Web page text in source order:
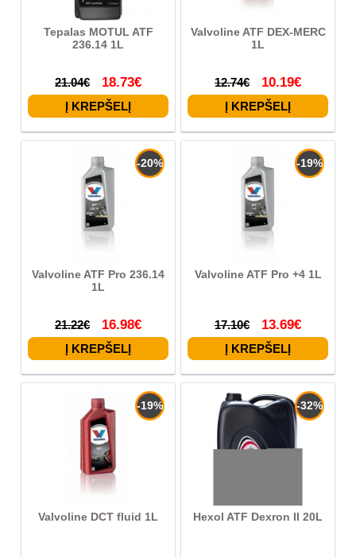
Tepalas MOTUL ATF
236.14 1L
21.04€ 18.73€
Valvoline ATF DEX-MERC
1L
12.74€ 10.19€
-20%
Valvoline ATF Pro 236.14
1L
21.22€ 16.98€
-19%
Valvoline ATF Pro +4 1L
17.10€ 13.69€
-19%
Valvoline DCT fluid 1L
-32%
Hexol ATF Dexron II 20L